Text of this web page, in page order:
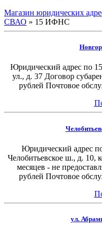
Магазин юридических
СВАО » 15 ИФНС
Юридический адрес по
ул., д. 37 Договор
рублей Почтовое
Юридический адрес
Челобитьевское ш., д. 10,
месяцев - не
рублей Почтовое
ул.